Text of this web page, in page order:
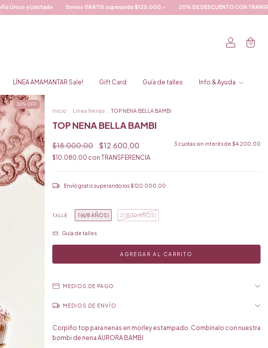
Envíos GRATIS superando $120.000.- 20% DE DESCUENTO CON TRANSFERENCIA!!!
0
LÍNEA AMAMANTAR Sale! Gift Card Guía de talles Info & Ayuda
30% OFF
Inicio Linea Nenas TOP NENA BELLA BAMBI
TOP NENA BELLA BAMBI
$18.000,00 $12.600,00 3 cuotas sin interés de $4.200,00
$10.080,00 con TRANSFERENCIA
Envío gratis superando los $120.000,00
TALLE 1 (6/8 AÑOS) 2 (8/10 AÑOS)
Guía de talles
MEDIOS DE PAGO
MEDIOS DE ENVÍO
Corpiño top para nenas en morley estampado. Combinalo con nuestra
bombi de nena AURORA BAMBI